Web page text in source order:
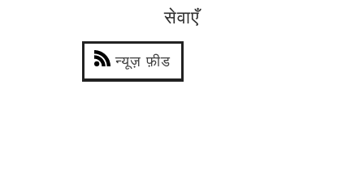
सेवाएँ
न्यूज़ फ़ीड